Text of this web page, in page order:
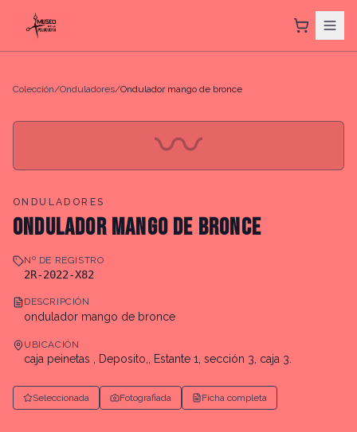
Colección/Onduladores/Ondulador mango de bronce
〰
ONDULADORES
ONDULADOR MANGO DE BRONCE
Nº DE REGISTRO
2R-2022-X82
DESCRIPCIÓN
ondulador mango de bronce
UBICACIÓN
caja peinetas , Deposito,, Estante 1, sección 3, caja 3.
Seleccionada Fotografiada Ficha completa